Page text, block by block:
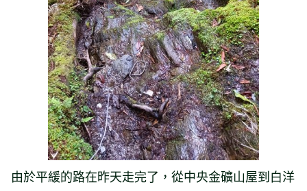
由於平緩的路在昨天走完了，從中央金礦山屋到白洋